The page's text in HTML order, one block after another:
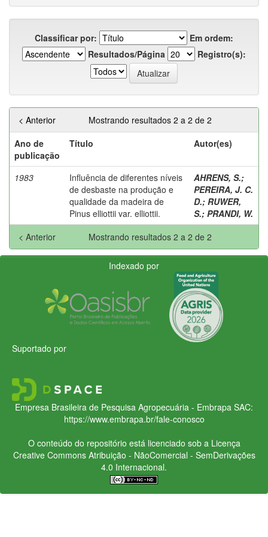
Classificar por:
Em ordem:
Resultados/Página
Registro(s):
Mostrando resultados 2 a 2 de 2
< Anterior
Ano de
publicação
Título Autor(es)
1983
Influência de diferentes níveis
de desbaste na produção e
qualidade da madeira de
Pinus elliottii var. elliottii.
AHRENS, S.;
PEREIRA, J. C.
D.; RUWER,
S.; PRANDI, W.
Mostrando resultados 2 a 2 de 2
< Anterior
Indexado por
Suportado por
Empresa Brasileira de Pesquisa Agropecuária - Embrapa SAC:
https://www.embrapa.br/fale-conosco
O conteúdo do repositório está licenciado sob a Licença
Creative CommonsAtribuição - NãoComercial - SemDerivações
4.0 Internacional.